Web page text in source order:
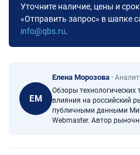
Уточните наличие, цены и
«Отправить запрос» в шапке
info@qbs.ru.
ЕМ
Елена Морозова ·
Обзоры технологических
влияния на российский
публичными данными
Webmaster. Автор